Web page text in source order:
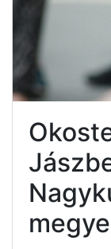
megye